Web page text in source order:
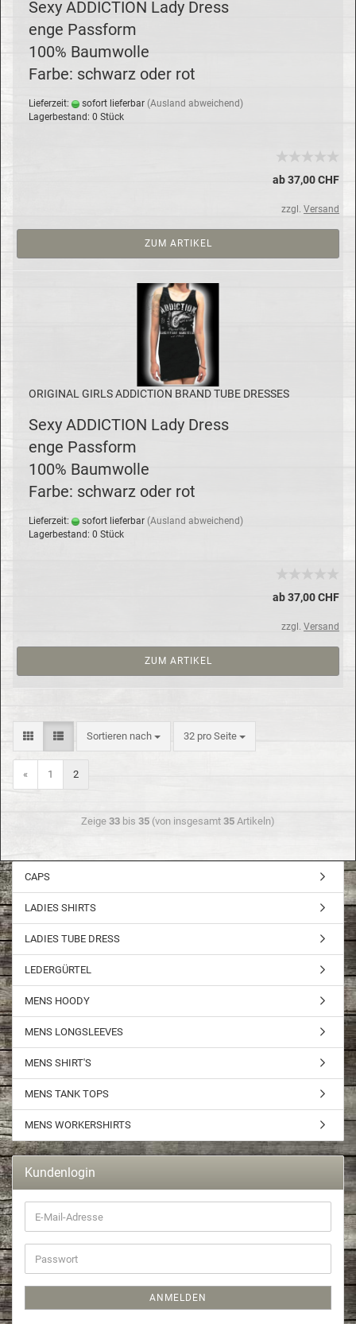
Sexy AD­DIC­TION Lady Dress
enge Pass­form
100% Baum­wol­le
Farbe: schwarz oder rot
Lie­fer­zeit: so­fort lie­fer­bar (Aus­land ab­wei­chend)
La­ger­be­stand: 0 Stück
ab 37,00 CHF
zzgl. Versand
ZUM ARTIKEL
ORI­GI­NAL GIRLS AD­DIC­TION BRAND TUBE DRES­SES
Sexy AD­DIC­TION Lady Dress
enge Pass­form
100% Baum­wol­le
Farbe: schwarz oder rot
Lie­fer­zeit: so­fort lie­fer­bar (Aus­land ab­wei­chend)
La­ger­be­stand: 0 Stück
ab 37,00 CHF
zzgl. Versand
ZUM ARTIKEL
Sortieren nach 32 pro Seite
« 1 2
Zeige 33 bis 35 (von insgesamt 35 Artikeln)
CAPS
LADIES SHIRTS
LADIES TUBE DRESS
LEDERGÜRTEL
MENS HOODY
MENS LONGSLEEVES
MENS SHIRT'S
MENS TANK TOPS
MENS WORKERSHIRTS
Kundenlogin
ANMELDEN